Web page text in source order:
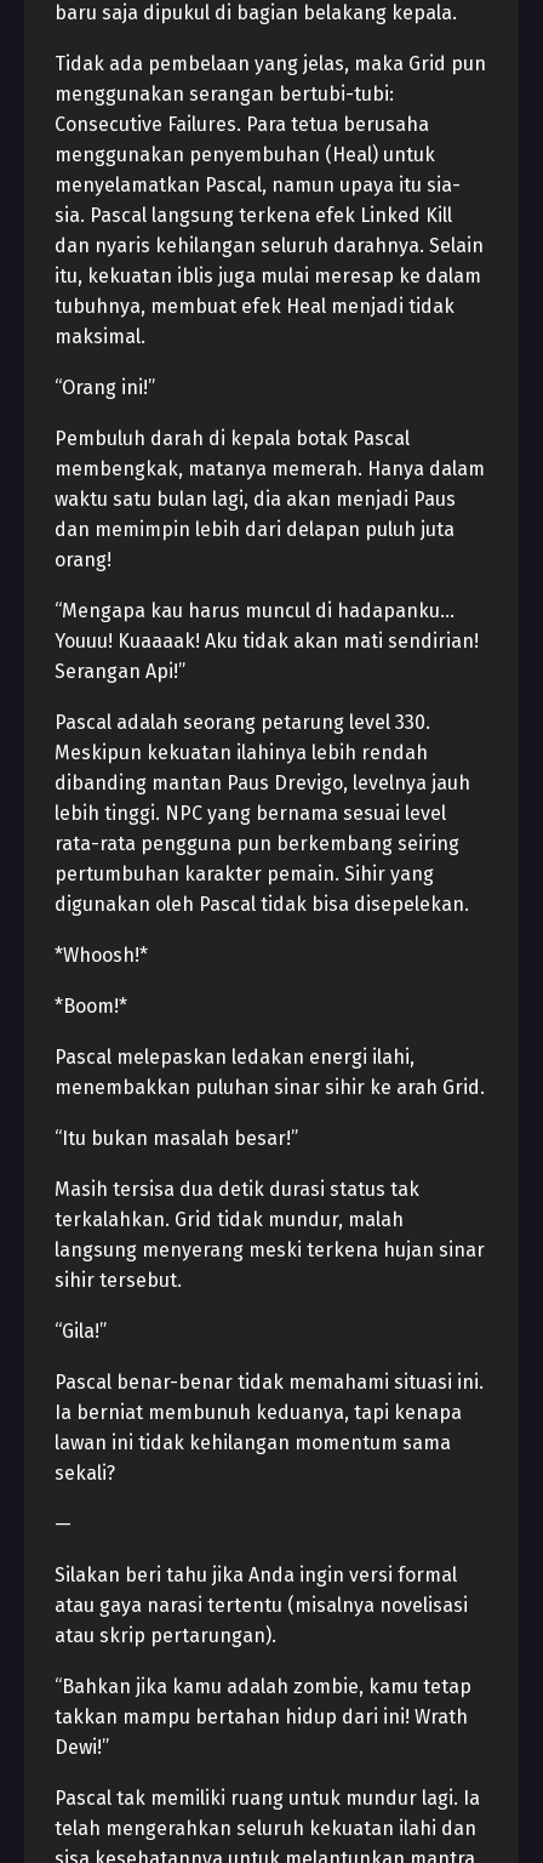
baru saja dipukul di bagian belakang kepala.
Tidak ada pembelaan yang jelas, maka Grid pun
menggunakan serangan bertubi-tubi:
Consecutive Failures. Para tetua berusaha
menggunakan penyembuhan (Heal) untuk
menyelamatkan Pascal, namun upaya itu sia-
sia. Pascal langsung terkena efek Linked Kill
dan nyaris kehilangan seluruh darahnya. Selain
itu, kekuatan iblis juga mulai meresap ke dalam
tubuhnya, membuat efek Heal menjadi tidak
maksimal.
“Orang ini!”
Pembuluh darah di kepala botak Pascal
membengkak, matanya memerah. Hanya dalam
waktu satu bulan lagi, dia akan menjadi Paus
dan memimpin lebih dari delapan puluh juta
orang!
“Mengapa kau harus muncul di hadapanku…
Youuu! Kuaaaak! Aku tidak akan mati sendirian!
Serangan Api!”
Pascal adalah seorang petarung level 330.
Meskipun kekuatan ilahinya lebih rendah
dibanding mantan Paus Drevigo, levelnya jauh
lebih tinggi. NPC yang bernama sesuai level
rata-rata pengguna pun berkembang seiring
pertumbuhan karakter pemain. Sihir yang
digunakan oleh Pascal tidak bisa disepelekan.
*Whoosh!*
*Boom!*
Pascal melepaskan ledakan energi ilahi,
menembakkan puluhan sinar sihir ke arah Grid.
“Itu bukan masalah besar!”
Masih tersisa dua detik durasi status tak
terkalahkan. Grid tidak mundur, malah
langsung menyerang meski terkena hujan sinar
sihir tersebut.
“Gila!”
Pascal benar-benar tidak memahami situasi ini.
Ia berniat membunuh keduanya, tapi kenapa
lawan ini tidak kehilangan momentum sama
sekali?
—
Silakan beri tahu jika Anda ingin versi formal
atau gaya narasi tertentu (misalnya novelisasi
atau skrip pertarungan).
“Bahkan jika kamu adalah zombie, kamu tetap
takkan mampu bertahan hidup dari ini! Wrath
Dewi!”
Pascal tak memiliki ruang untuk mundur lagi. Ia
telah mengerahkan seluruh kekuatan ilahi dan